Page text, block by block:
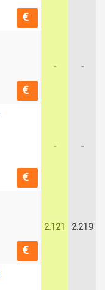
- -
- -
2.121 2.219